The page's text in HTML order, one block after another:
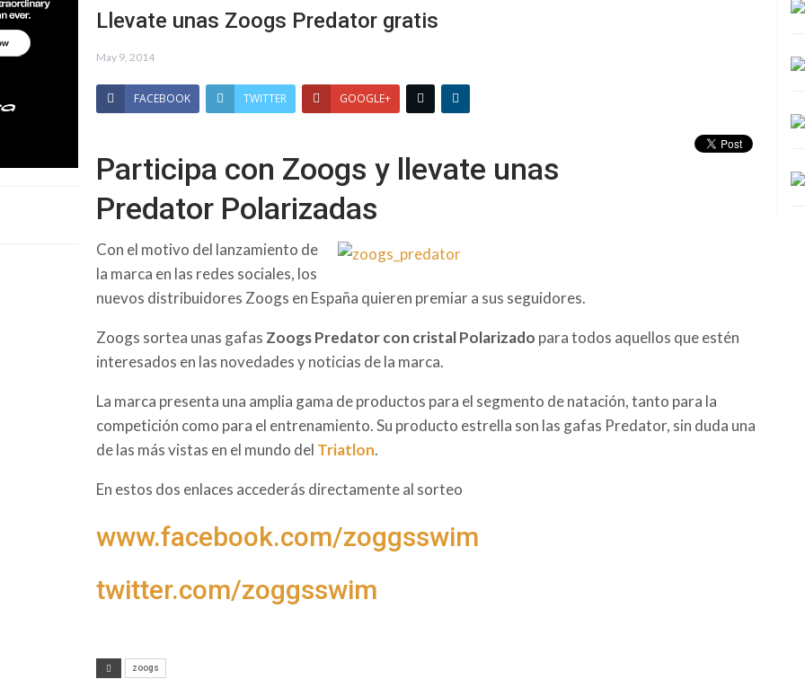
Llevate unas Zoogs Predator gratis
May 9, 2014
FACEBOOK TWITTER GOOGLE+
Participa con Zoogs y llevate unas
Predator Polarizadas
Con el motivo del lanzamiento de
la marca en las redes sociales, los
nuevos distribuidores Zoogs en España quieren premiar a sus seguidores.
Zoogs sortea unas gafas Zoogs Predator con cristal Polarizado para todos aquellos que estén
interesados en las novedades y noticias de la marca.
La marca presenta una amplia gama de productos para el segmento de natación, tanto para la
competición como para el entrenamiento. Su producto estrella son las gafas Predator, sin duda una
de las más vistas en el mundo del Triatlon.
En estos dos enlaces accederás directamente al sorteo
www.facebook.com/zoggsswim
twitter.com/zoggsswim
zoogs